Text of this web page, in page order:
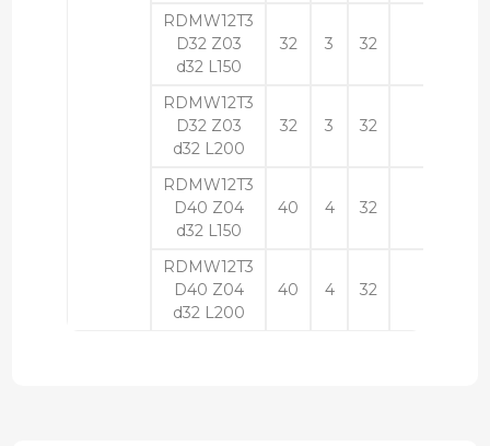
RDMW12T3
D32 Z03
d32 L150
32 3 32
RDMW12T3
D32 Z03
d32 L200
32 3 32
RDMW12T3
D40 Z04
d32 L150
40 4 32
RDMW12T3
D40 Z04
d32 L200
40 4 32